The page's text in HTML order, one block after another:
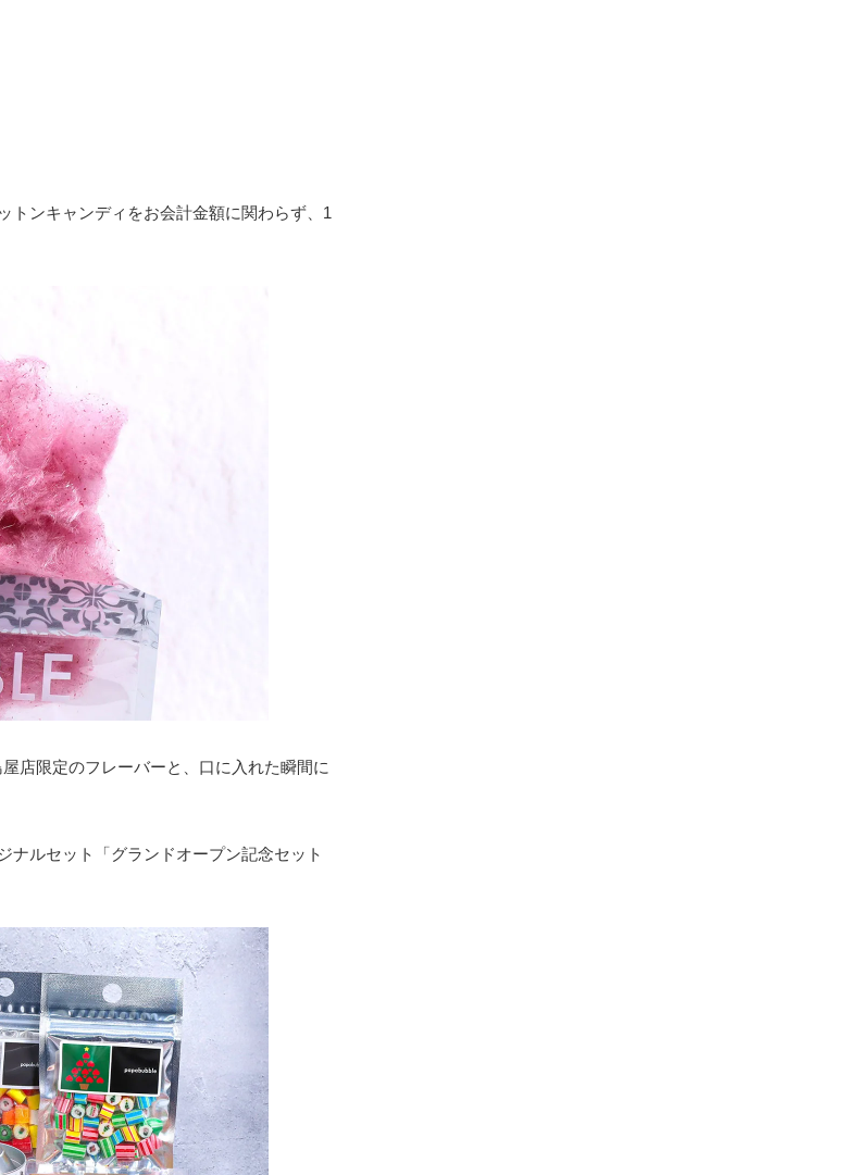
トンキャンディをお会計金額に関わらず、1
店限定のフレーバーと、口に入れた瞬間に
ナルセット「グランドオープン記念セット